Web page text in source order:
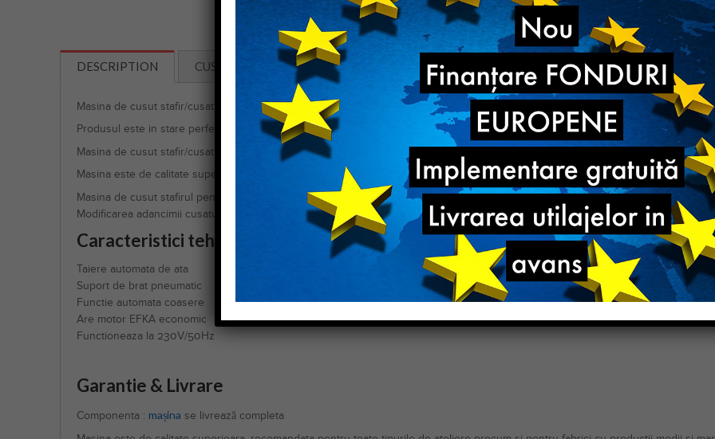
DESCRIPTION CUSTOMER REVIEWS (0)
Masina de cusut stafir/cusatura ascunsa Strobel 103-180/61RF
Produsul este in stare perfecta de functionare !
Masina de cusut stafir/cusatura ascunsa Strobel 103-180/61RF
Masina este de calitate superioara, recomandata pentru toate tipurile de ateliere precum si pentru fabrici cu productii medii si
Masina de cusut stafirul pentru toate tipurile de material . Realizeaza cusatura ascunsa la pantaloni , rochii etc.
Modificarea adancimii cusaturii se realizeaza digital din panoul de control
Caracteristici tehnice:
Taiere automata de ata
Suport de brat pneumatic
Functie automata coasere
Are motor EFKA economic
Functioneaza la 230V/50Hz
Garantie & Livrare
Componenta : mașina se livrează completa